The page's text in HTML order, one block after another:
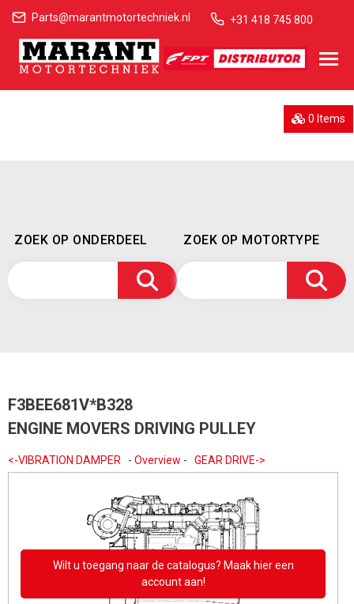
Parts@marantmotortechniek.nl +31 418 745 800
0 Items
ZOEK OP ONDERDEEL ZOEK OP MOTORTYPE
F3BEE681V*B328
ENGINE MOVERS DRIVING PULLEY
<-VIBRATION DAMPER - Overview - GEAR DRIVE->
Wilt u toegang naar de catalogus? Maak hier een
account aan!